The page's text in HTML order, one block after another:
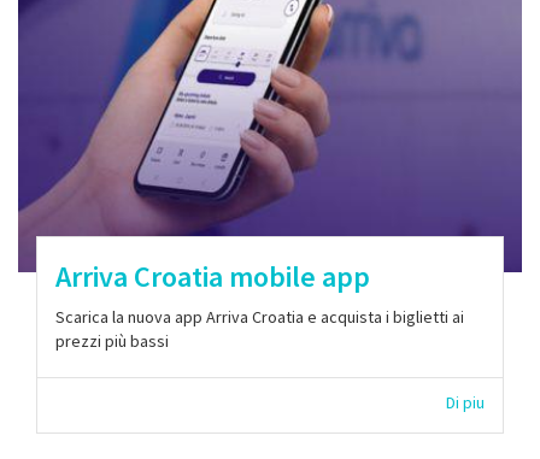
Arriva Croatia mobile app
Scarica la nuova app Arriva Croatia e acquista i biglietti ai
prezzi più bassi
Di piu